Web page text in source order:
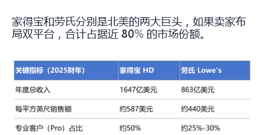
家得宝和劳氏分别是北美的两大巨头，如果卖家布
局双平台，合计占据近 80% 的市场份额。